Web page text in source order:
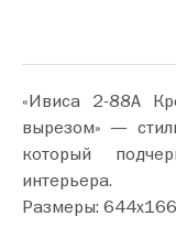
«Ивиса 2-88А
вырезом» —
который
интерьера.
Размеры: